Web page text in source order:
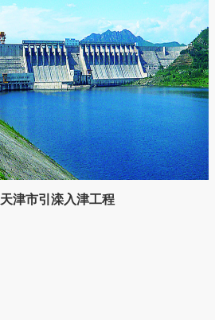
天津市引滦入津工程